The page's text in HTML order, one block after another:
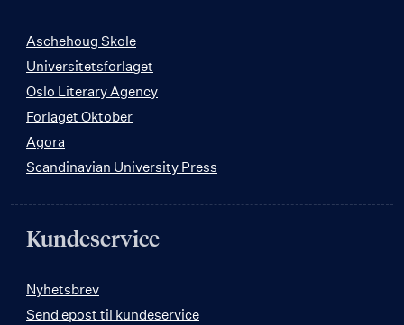
Aschehoug Skole
Universitetsforlaget
Oslo Literary Agency
Forlaget Oktober
Agora
Scandinavian University Press
Kundeservice
Nyhetsbrev
Send epost til kundeservice